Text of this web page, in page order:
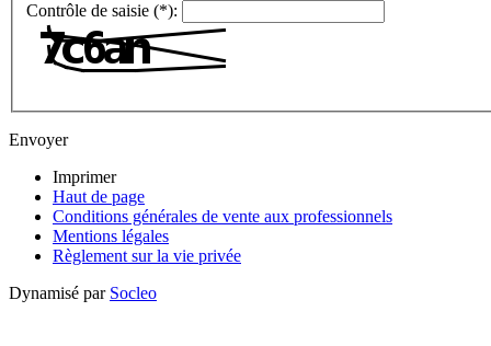
Contrôle de saisie (*):
Envoyer
Imprimer
Haut de page
Conditions générales de vente aux professionnels
Mentions légales
Règlement sur la vie privée
Dynamisé par Socleo